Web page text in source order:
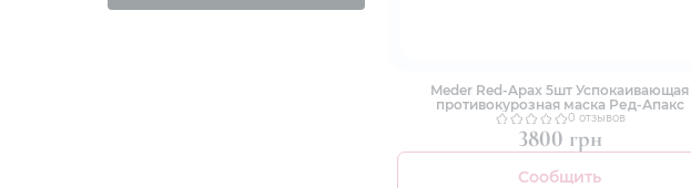
Meder Red-Apax 5шт Успокаивающая
противокурозная маска Ред-Апакс
0 отзывов
3800 грн
Сообщить